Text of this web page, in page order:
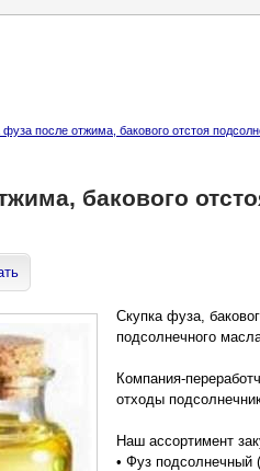
после отжима, бакового отстоя
бакового
Скупка фуза,
подсолнечного
Компания-
отходы
Наш ассортимент
• Фуз подсолнечный